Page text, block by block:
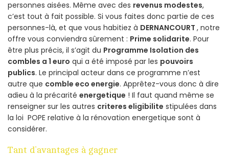
personnes aisées. Même avec des revenus modestes,
c’est tout à fait possible. Si vous faites donc partie de ces
personnes-là, et que vous habitiez à DERNANCOURT , notre
offre vous conviendra sûrement : Prime solidarite. Pour
être plus précis, il s’agit du Programme Isolation des
combles a 1 euro qui a été imposé par les pouvoirs
publics. Le principal acteur dans ce programme n’est
autre que comble eco energie. Apprêtez-vous donc à dire
adieu à la précarité energetique ! Il faut quand même se
renseigner sur les autres criteres eligibilite stipulées dans
la loi POPE relative à la rénovation energetique sont à
considérer.
Tant d’avantages à gagner